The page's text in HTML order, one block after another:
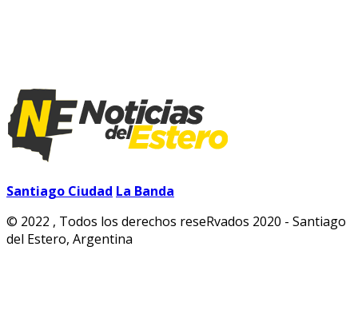
Santiago Ciudad La Banda
© 2022 , Todos los derechos reseRvados 2020 - Santiago
del Estero, Argentina